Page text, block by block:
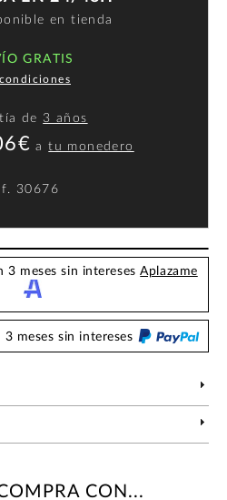
en tienda
GRATIS
de 3 años
atu monedero
30676
3 meses sin interesesAplazame
meses sin intereses
CON...